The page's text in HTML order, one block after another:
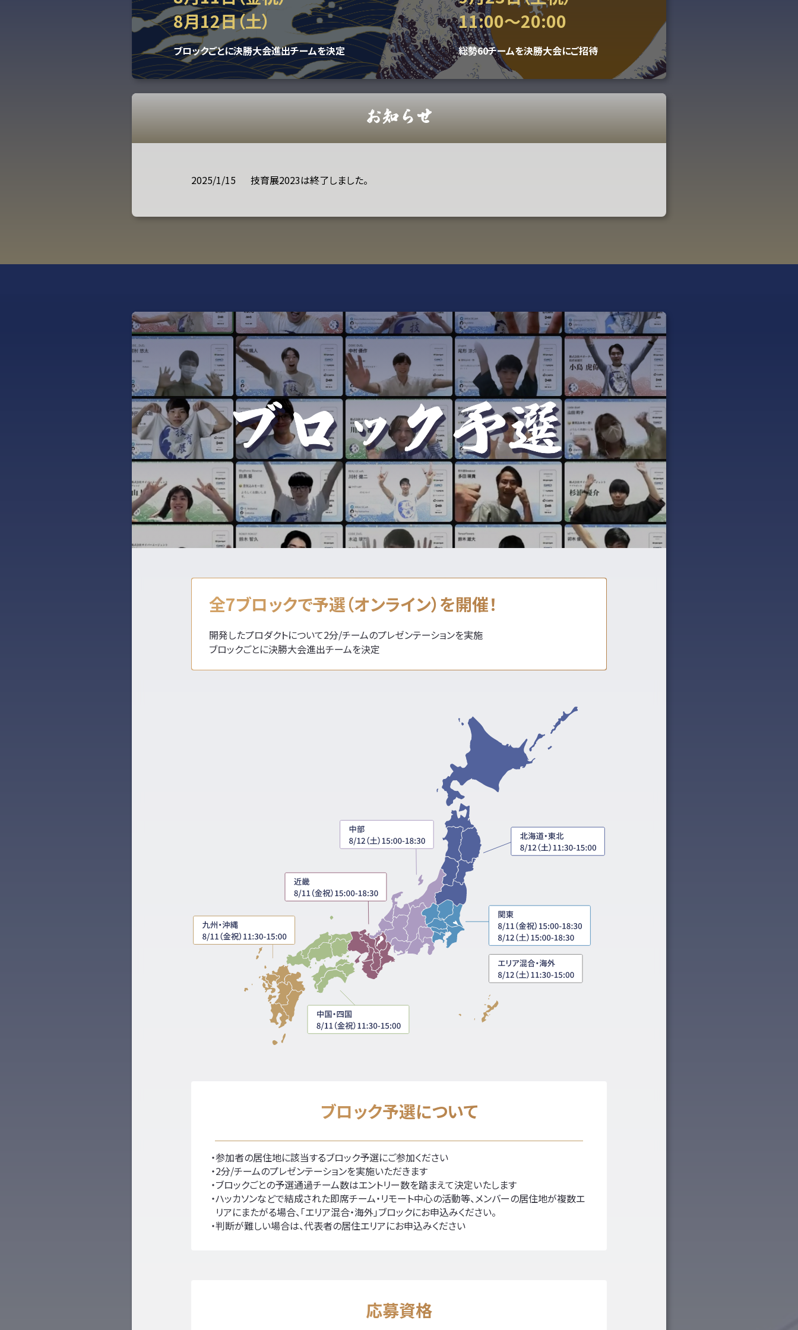
8月12日（土）
ブロックごとに決勝大会進出チームを決定
11:00〜20:00
総勢60チームを決勝大会にご招待
2025/1/15 技育展2023は終了しました。
全7ブロックで予選（オンライン）を開催！
開発したプロダクトについて2分/チームのプレゼンテーションを実施
ブロックごとに決勝大会進出チームを決定
ブロック予選について
参加者の居住地に該当するブロック予選にご参加ください
2分/チームのプレゼンテーションを実施いただきます
ブロックごとの予選通過チーム数はエントリー数を踏まえて決定いたします
ハッカソンなどで結成された即席チーム・リモート中心の活動等、メンバーの居住地が複数エ
リアにまたがる場合、「エリア混合・海外」ブロックにお申込みください。
判断が難しい場合は、代表者の居住エリアにお申込みください
応募資格